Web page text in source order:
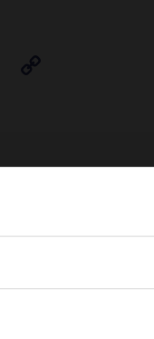
zijn warme,
masala’s.
allerlei gunstige
is USA.